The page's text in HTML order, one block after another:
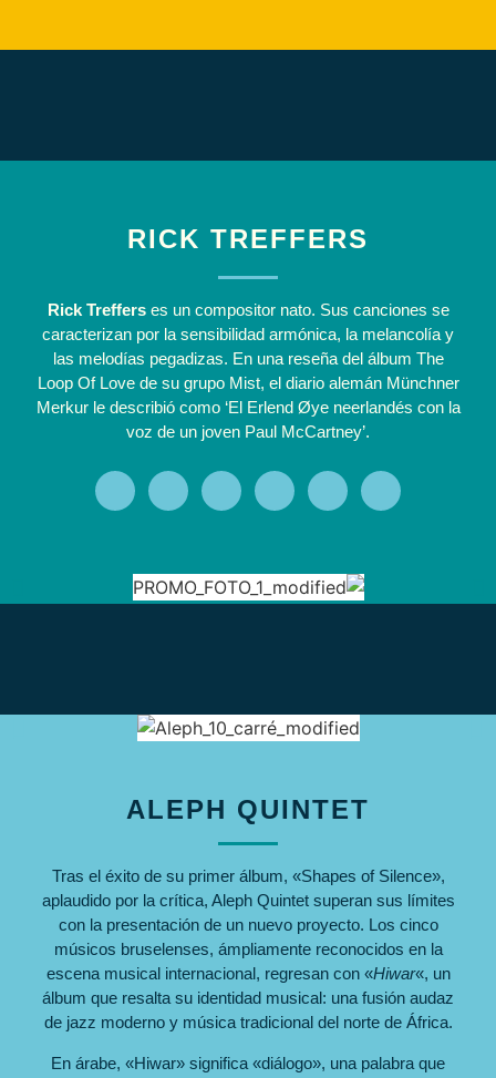
RICK TREFFERS
Rick Trefferses un compositor nato. Sus canciones se
caracterizan por la sensibilidad armónica, la melancolía y
las melodías pegadizas. En una reseña del álbum The
Loop Of Lovede su grupo Mist, el diario alemán Münchner
Merkur le describió como ‘El Erlend Øye neerlandés con la
voz de un joven Paul McCartney’.
ALEPH QUINTET
Tras el éxito de su primer álbum, «Shapes of Silence»,
aplaudido por la crítica, Aleph Quintetsuperan sus límites
con la presentación de un nuevo proyecto. Los cinco
músicos bruselenses, ámpliamente reconocidos en la
escena musical internacional, regresan con «Hiwar«, un
álbum que resalta su identidad musical: una fusión audaz
de jazz moderno y música tradicional del norte de África.
En árabe, «Hiwar» significa «diálogo», una palabra que